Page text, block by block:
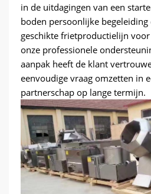
in de uitdagingen van een
boden persoonlijke begeleiding
geschikte frietproductielijn
onze professionele
aanpak heeft de klant
eenvoudige vraag omzetten in
partnerschap op lange termijn.